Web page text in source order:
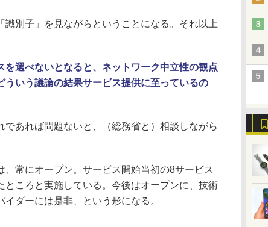
別子」を見ながらということになる。それ以上
を選べないとなると、ネットワーク中立性の観点
ういう議論の結果サービス提供に至っているの
あれば問題ないと、（総務省と）相談しながら
常にオープン。サービス開始当初の8サービス
ところと実施している。今後はオープンに、技術
ダーには是非、という形になる。